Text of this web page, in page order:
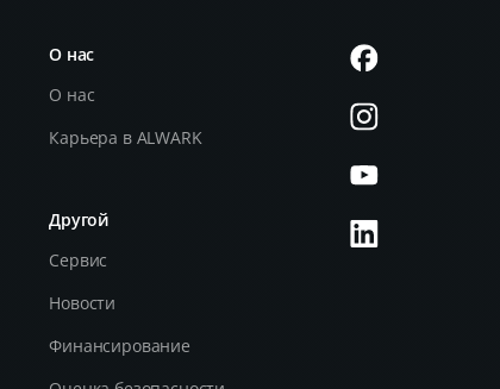
О нас
О нас
Карьера в ALWARK
Другой
Сервис
Новости
Финансирование